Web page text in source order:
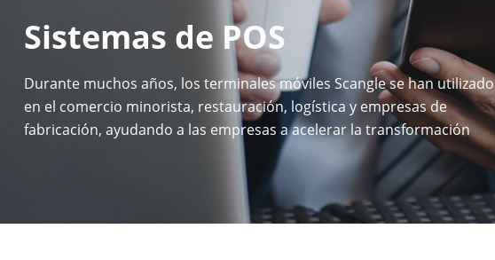
Sistemas de POS
Durante muchos años, los terminales móviles Scangle se han utilizado
en el comercio minorista, restauración, logística y empresas de
fabricación, ayudando a las empresas a acelerar la transformación
digital de las operaciones de las tiendas.